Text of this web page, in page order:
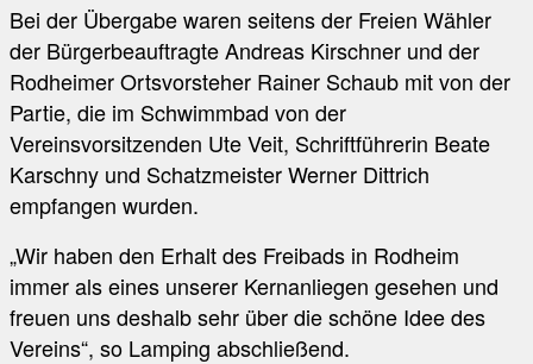
Bei der Übergabe waren seitens der Freien Wähler
der Bürgerbeauftragte Andreas Kirschner und der
Rodheimer Ortsvorsteher Rainer Schaub mit von der
Partie, die im Schwimmbad von der
Vereinsvorsitzenden Ute Veit, Schriftführerin Beate
Karschny und Schatzmeister Werner Dittrich
empfangen wurden.
„Wir haben den Erhalt des Freibads in Rodheim
immer als eines unserer Kernanliegen gesehen und
freuen uns deshalb sehr über die schöne Idee des
Vereins“, so Lamping abschließend.